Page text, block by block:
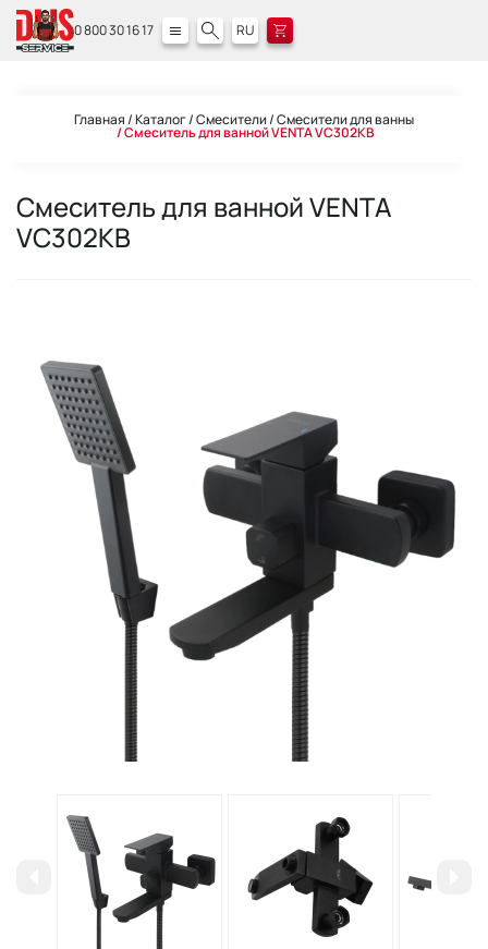
0 800 30 16 17 RU
Главная Каталог Смесители Смесители для ванны
Смеситель для ванной VENTA VC302KB
Смеситель для ванной VENTA
VC302KB